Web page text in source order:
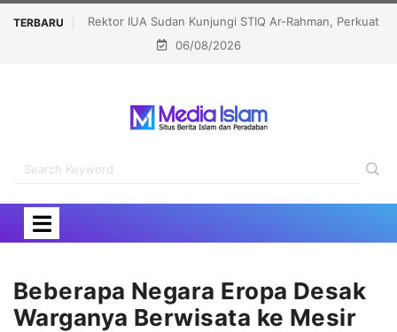
TERBARU
Kunjungi STIQ Ar-Rahman, Perkuat
Sama Akademik Internasional
PPATK Ungkap Transaksi Judi
06/08/2026
Beberapa Negara Eropa Desak
Warganya Berwisata ke Mesir